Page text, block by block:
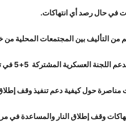
في حال رصد أي انتهاكات.
بين المجتمعات المحلية من
5+5 في تنفيذ وقف إطلاق النار.
حول كيفية دعم تنفيذ وقف إطلاق
وقف إطلاق النار والمساعدة في